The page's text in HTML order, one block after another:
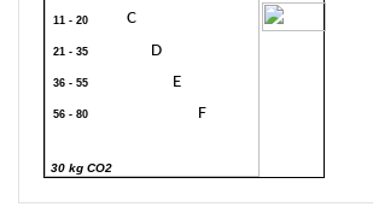
11 - 20 C
21 - 35 D
36 - 55 E
56 - 80 F
30 kg CO2